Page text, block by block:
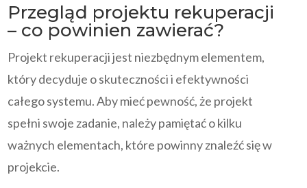
Przegląd projektu rekuperacji
– co powinien zawierać?
Projekt rekuperacji jest niezbędnym elementem,
który decyduje o skuteczności i efektywności
całego systemu. Aby mieć pewność, że projekt
spełni swoje zadanie, należy pamiętać o kilku
ważnych elementach, które powinny znaleźć się w
projekcie.